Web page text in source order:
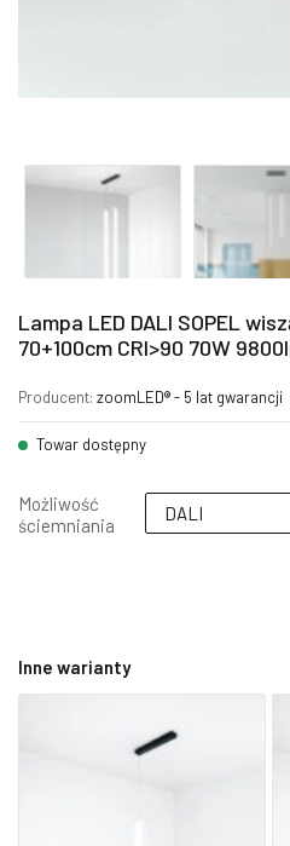
Lampa LED DALI SOPEL
70+100cm CRI>90 70W
Producent: zoomLED® - 5 lat gwarancji
Towar dostępny
Możliwość
ściemniania
Inne warianty